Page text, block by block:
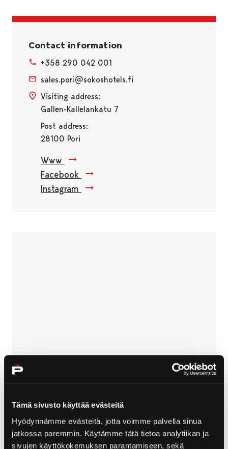
Tämä sivusto käyttää evästeitä
Hyödynnämme evästeitä, jotta voimme palvella sinua
jatkossa paremmin. Käytämme tätä tietoa analytiikan ja
sivujen käyttökokemuksen parantamiseen, sekä
Contact information
+358 290 042 001
sales.pori@sokoshotels.fi
Visiting address:
Gallen-Kallelankatu 7
Post address:
28100 Pori
Www
Facebook
Instagram